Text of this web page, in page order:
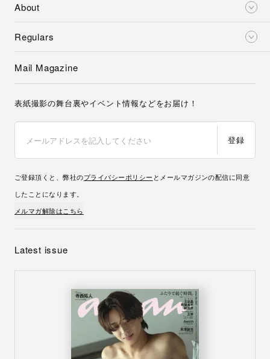
About
Regulars
Mail Magazine
表紙撮影の舞台裏やイベント情報などをお届け！
登録
ご登録頂くと、弊社のプライバシーポリシー とメールマガジンの配信に同意
したことになります。
メルマガ解除はこちら
Latest issue